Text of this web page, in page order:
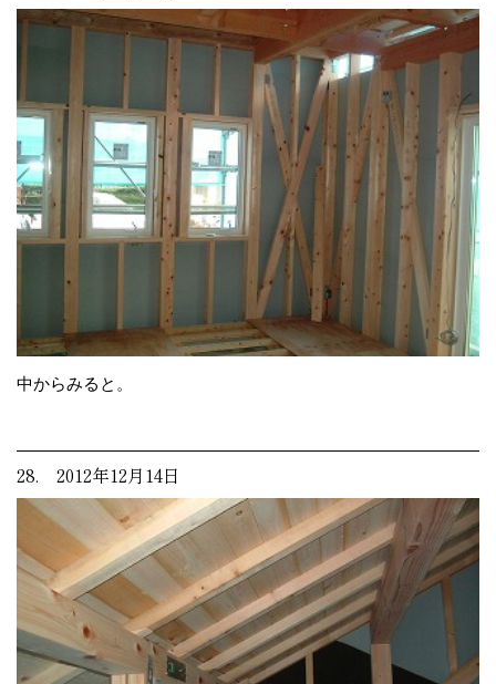
中からみると。
28. 2012年12月14日